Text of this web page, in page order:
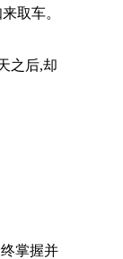
取车。
之后,却
掌握并